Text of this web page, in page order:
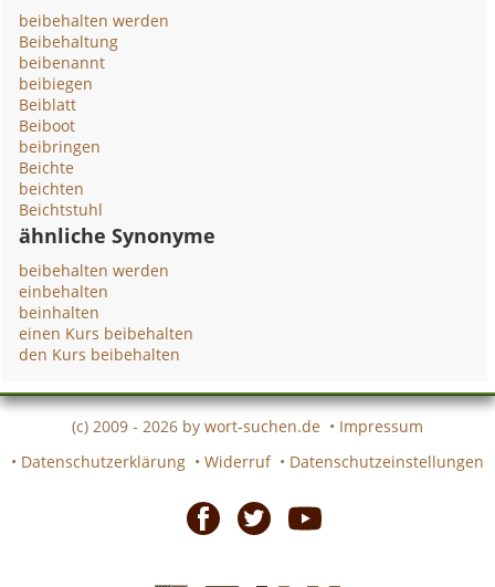
beibehalten werden
Beibehaltung
beibenannt
beibiegen
Beiblatt
Beiboot
beibringen
Beichte
beichten
Beichtstuhl
ähnliche Synonyme
beibehalten werden
einbehalten
beinhalten
einen Kurs beibehalten
den Kurs beibehalten
(c) 2009 - 2026 by wort-suchen.de • Impressum
• Datenschutzerklärung • Widerruf • Datenschutzeinstellungen